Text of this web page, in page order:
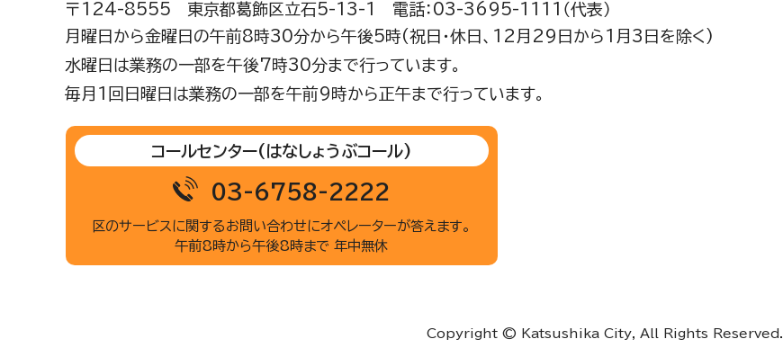
〒124-8555 東京都葛飾区立石5-13-1 電話：03-3695-1111（代表）
月曜日から金曜日の午前8時30分から午後5時(祝日・休日、12月29日から1月3日を除く)
水曜日は業務の一部を午後7時30分まで行っています。
毎月1回日曜日は業務の一部を午前9時から正午まで行っています。
コールセンター(はなしょうぶコール)
03-6758-2222
区のサービスに関するお問い合わせにオペレーターが答えます。
午前8時から午後8時まで 年中無休
Copyright © Katsushika City, All Rights Reserved.